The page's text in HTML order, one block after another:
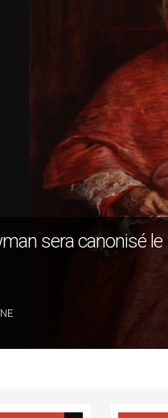
sera canonisé